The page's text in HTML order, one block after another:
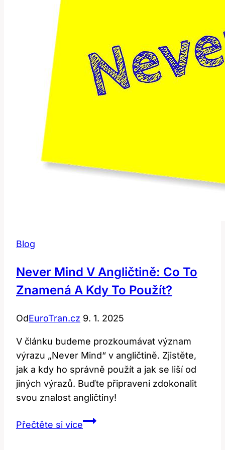
Blog
Never Mind V Angličtině: Co To
Znamená A Kdy To Použít?
OdEuroTran.cz 9. 1. 2025
V článku budeme prozkoumávat význam
výrazu „Never Mind“ v angličtině. Zjistěte,
jak a kdy ho správně použít a jak se liší od
jiných výrazů. Buďte připraveni zdokonalit
svou znalost angličtiny!
Přečtěte si víceNever